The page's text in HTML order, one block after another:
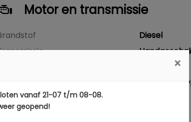
Motor en transmissie
Diesel
96 kW / 130
×
vanaf 21-07 t/m 08-08.
geopend!